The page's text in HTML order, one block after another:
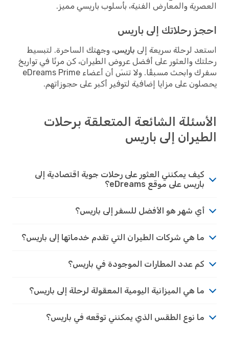
والمعارض الفنية، بأسلوب باريسي مميز.
رحلاتك إلى باريس
لرحلة سريعة إلىباريس ، وجهتك الساحرة. لتبسيط
والعثور على أفضل عروض الطيران، كن مرنًا في تواريخ
سفرك وابحث مسبقًا. ولا تنسَ أن أعضاء eDreams Prime
على مزايا إضافية لتوفير أكبر على حجوزاتهم.
الشائعة المتعلقة برحلات
إلى باريس
كيف يمكنني العثور على رحلات جوية اقتصادية إلى
باريس على موقع eDreams؟
أي شهر هو الأفضل للسفر إلى باريس؟
ما هي شركات الطيران التي تقدم خدماتها إلى باريس؟
كم عدد المطارات الموجودة في باريس؟
ما هي الميزانية اليومية المعقولة لرحلة إلى باريس؟
ما نوع الطقس الذي يمكنني توقعه في باريس؟